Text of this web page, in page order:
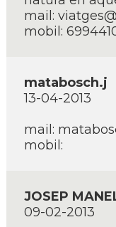
mail:
mobil:
matabosch.j
13-04-2013
mail:
mobil:
JOSEP
09-02-2013